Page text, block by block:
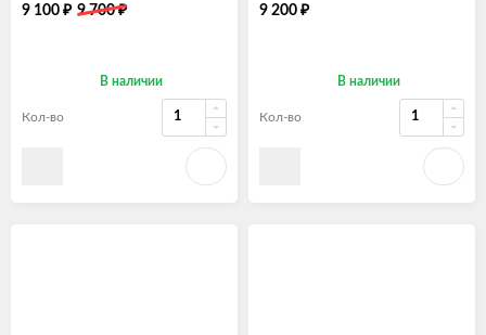
9 100 ₽ 9 700₽
В наличии
Кол-во
9 200 ₽
В наличии
Кол-во